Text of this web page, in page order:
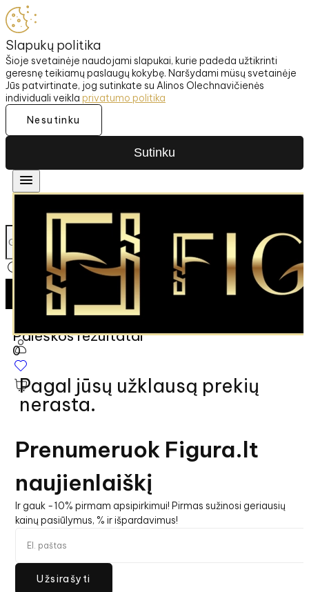
Slapukų politika
Šioje svetainėje naudojami slapukai, kurie padeda užtikrinti
geresnę teikiamų paslaugų kokybę. Naršydami müsų svetainėje
Jūs patvirtinate, jog sutinkate su Alinos Olechnavičienės
individuali veikla privatumo politika
Nesutinku
Sutinku
SIUNČIAME Į UŽSIENĮ
Paieškos rezultatai
0
Pagal jūsų užklausą prekių
nerasta.
Prenumeruok Figura.lt
naujienlaiškį
Ir gauk -10% pirmam apsipirkimui! Pirmas sužinosi geriausių
kainų pasiūlymus, % ir išpardavimus!
Užsirašyti